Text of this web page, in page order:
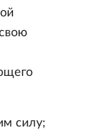
силу;